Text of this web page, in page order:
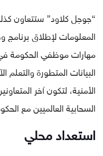
“جوجل كلاود” ستتعاون
المعلومات لإطلاق
مهارات موظفي الحكومة في
البيانات المتطورة والتعلم
الأمنية، لتكون آخر
السحابية العالميين مع
استعداد محلي